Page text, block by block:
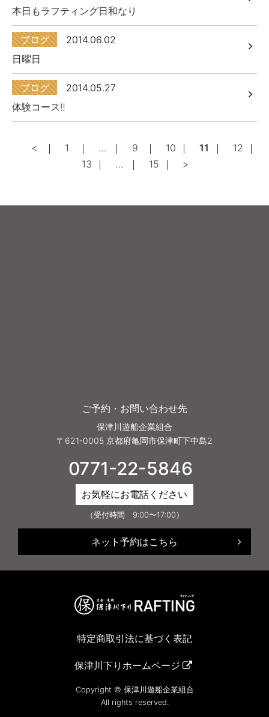
本日もラフティング日和なり
ブログ
2014.06.02
日曜日
ブログ
2014.05.27
体験コース‼︎
< 1 … 9 10 11
12
13
… 15 >
ご予約・お問い合わせ先
保津川遊船企業組合
〒621-0005 京都府亀岡市保津町下中島2
0771-22-5846
お気軽にお電話ください
（受付時間 9:00〜17:00）
ネット予約はこちら
特定商取引法に基づく表記
保津川下りホームページ
Copyright © 保津川遊船企業組合
All rights reserved.